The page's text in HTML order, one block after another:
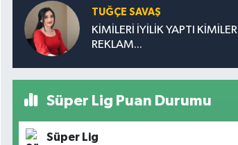
TUĞÇE SAVAŞ
KİMİLERİ İYİLİK YAPTI KİMİLERİ
REKLAM...
Süper Lig Puan Durumu
Süper Lig